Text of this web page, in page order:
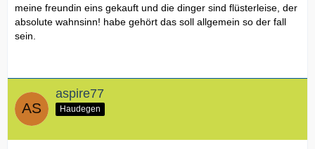
meine freundin eins gekauft und die dinger sind flüsterleise, der
absolute wahnsinn! habe gehört das soll allgemein so der fall
sein.
aspire77
Haudegen